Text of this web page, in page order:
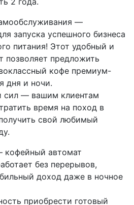
—
запуска успешного бизнеса
питания! Этот удобный и
позволяет предложить
кофе премиум-
дня и ночи.
сил — вашим клиентам
время на поход в
свой любимый
автомат
без перерывов,
доход даже в ночное
приобрести готовый